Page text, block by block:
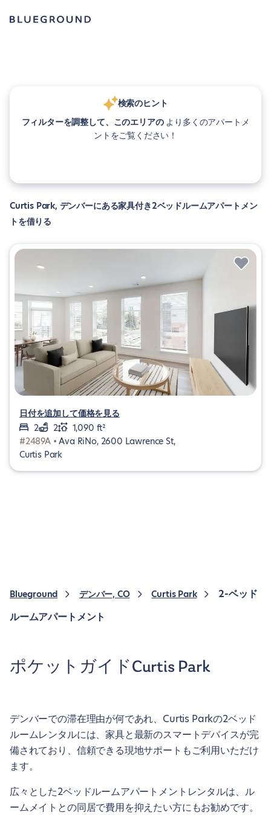
検索のヒント
フィルターを調整して、このエリアのより多くのアパートメ
ントをご覧ください！
Curtis Park, デンバーにある家具付き2ベッドルームアパートメン
トを借りる
日付を追加して価格を見る
2
2
1,090 ft²
#2489A •Ava RiNo, 2600 Lawrence St,
Curtis Park
Blueground デンバー, CO Curtis Park
2-ベッド
ルームアパートメント
ポケットガイドCurtis Park
デンバーでの滞在理由が何であれ、Curtis Parkの2ベッド
ルームレンタルには、家具と最新のスマートデバイスが完
備されており、信頼できる現地サポートもご利用いただけ
ます。
広々とした2ベッドルームアパートメントレンタルは、ル
ームメイトとの同居で費用を抑えたい方にもお勧めです。